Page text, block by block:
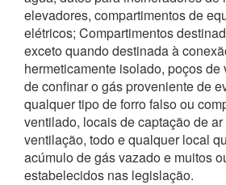
elevadores, compartimentos de
elétricos; Compartimentos
exceto quando destinada à
hermeticamente isolado, poços
de confinar o gás proveniente de
qualquer tipo de forro falso ou
ventilado, locais de captação de
ventilação, todo e qualquer local
acúmulo de gás vazado e muitos
estabelecidos nas legislação.